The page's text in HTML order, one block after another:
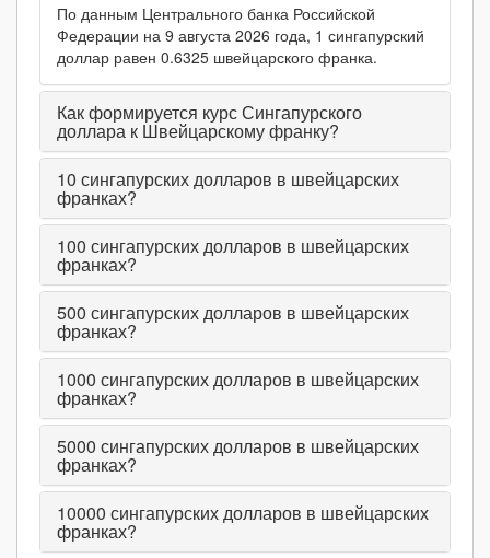
По данным Центрального банка Российской
Федерации на 9 августа 2026 года, 1 сингапурский
доллар равен 0.6325 швейцарского франка.
Как формируется курс Сингапурского
доллара к Швейцарскому франку?
10 сингапурских долларов в швейцарских
франках?
100 сингапурских долларов в швейцарских
франках?
500 сингапурских долларов в швейцарских
франках?
1000 сингапурских долларов в швейцарских
франках?
5000 сингапурских долларов в швейцарских
франках?
10000 сингапурских долларов в швейцарских
франках?